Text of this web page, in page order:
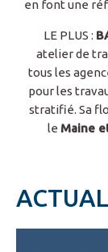
en font une
LE PLUS :
atelier de
tous les
pour les
stratifié. Sa
le Maine